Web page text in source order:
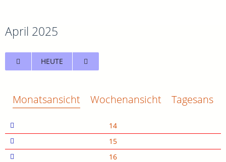
April 2025
HEUTE
Monatsansicht Wochenansicht
14
15
16